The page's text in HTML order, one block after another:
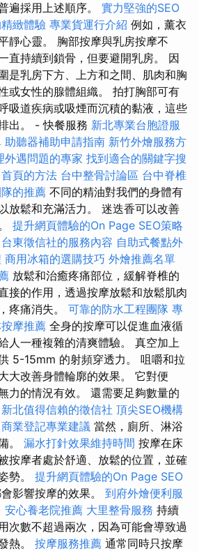
遍採用上述順序。 實力堅強的SEO
緻體驗 專業貨運行介紹 例如，薰衣
靜心靈。 胸部按摩與乳房按摩不
直持續到鎖骨，但要避開乳房。 因
是乳房下方、上方和之間、肌肉和胸
或女性的腺體組織。 拍打胸部可有
吸道疾病或吸煙而沉積的黏液，這些
出。 - 快餐服務 新北專業台胞證服
助聽器補助申請指南 新竹外燴服務方
外遇問題的專家 找到適合的關鍵字搜
頁的方法 台中整骨討論區 台中脊椎
的推薦 不同的精油對我們的身體有
放鬆和充滿活力。 迷迭香可以改善
提升網頁體驗的On Page SEO策略
台東徵信社的服務內容 自助式餐點外
商用冰箱的選購技巧 外燴推薦名單
放鬆和治癒疼痛部位，緩解脊椎的
接的作用，透過按摩放鬆和放鬆肌肉
疼痛消失。 可靠的防水工程團隊 專
摩推薦 全身的按摩可以促進血液循
人一種複雜的清爽體驗。 真空加上
5-15mm 的射頻穿透力。 咀嚼和拉
大改善身體輪廓的效果。 它對便
力的情況有效。 還需要足夠數量的
新北值得信賴的徵信社 頂尖SEO機構
商業登記專業建議 當然，廁所、淋浴
。 漏水打針效果維持時間 按摩在床
按摩者處於舒適、放鬆的位置，並確
勢。 提升網頁體驗的On Page SEO
影響按摩的效果。 到府外燴便利服
安心養老院推薦 大里整骨服務 持續
次數不超過兩次，因為可能會導致過
熱。 按摩服務推薦 通常同時只按摩